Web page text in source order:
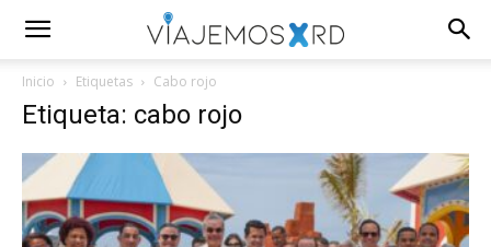
Inicio Etiquetas Cabo rojo
Etiqueta: cabo rojo